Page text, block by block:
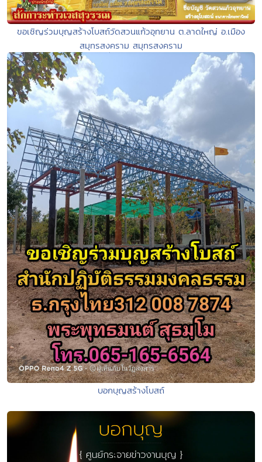
ขอเชิญร่วมบุญสร้างโบสถ์วัดสวนแก้วอุทยาน ต.ลาดใหญ่ อ.เมือง
สมุทรสงคราม สมุทรสงคราม
บอกบุญสร้างโบสถ์